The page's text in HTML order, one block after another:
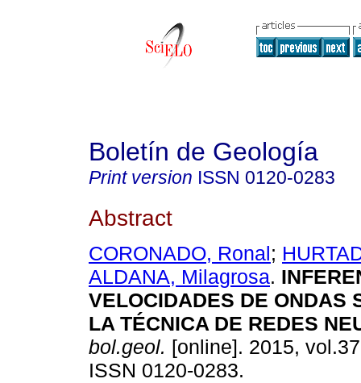
Boletín de Geología
Print version ISSN 0120-0283
Abstract
CORONADO, Ronal;
ALDANA, Milagrosa.
VELOCIDADES DE ONDAS
LA TÉCNICA DE REDES
bol.geol. [online]. 2015,
ISSN 0120-0283.